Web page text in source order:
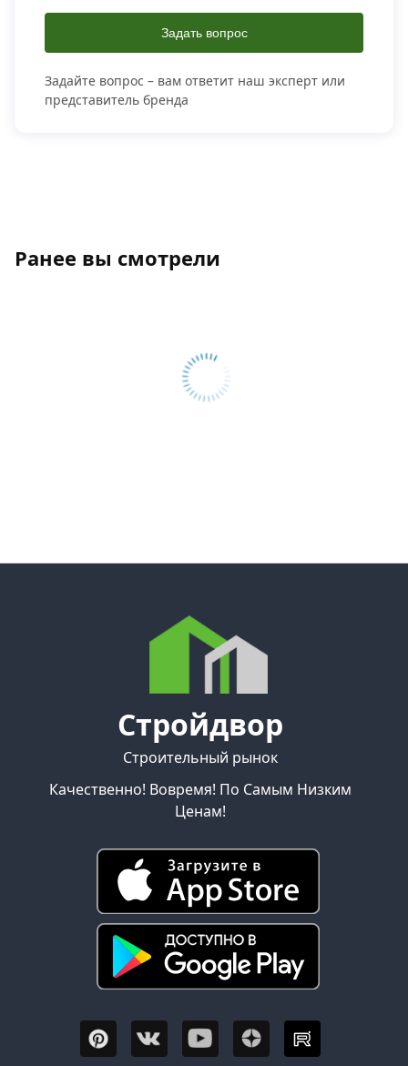
Задать вопрос
Задайте вопрос – вам ответит наш эксперт или
представитель бренда
Ранее вы смотрели
Стройдвор
Строительный рынок
Качественно! Вовремя! По Самым Низким
Ценам!